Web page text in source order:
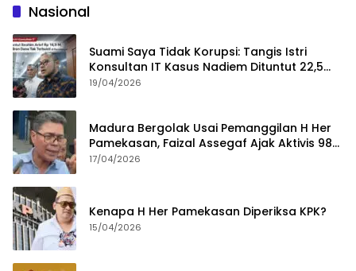
Nasional
Suami Saya Tidak Korupsi: Tangis Istri
Konsultan IT Kasus Nadiem Dituntut 22,5
Tahun
19/04/2026
Madura Bergolak Usai Pemanggilan H Her
Pamekasan, Faizal Assegaf Ajak Aktivis 98
Bongkar Permainan KPK
17/04/2026
Kenapa H Her Pamekasan Diperiksa KPK?
15/04/2026